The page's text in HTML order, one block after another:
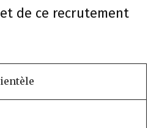
de ce recrutement